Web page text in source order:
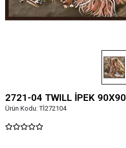
2721-04 TWILL İPEK 90X90
Ürün Kodu:Tİ272104